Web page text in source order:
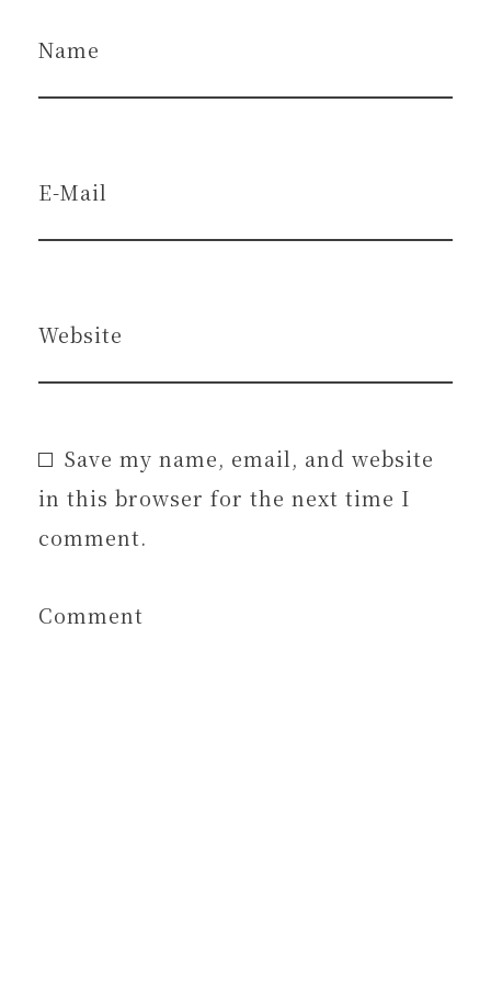
Name
E-Mail
Website
Save my name, email, and website
in this browser for the next time I
comment.
Comment